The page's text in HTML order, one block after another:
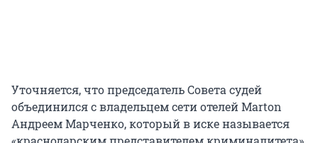
Уточняется, что председатель Совета судей
объединился с владельцем сети отелей Marton
Андреем Марченко, который в иске называется